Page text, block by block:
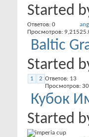
Started
Ответов: 0
Просмотров: 9,215
Baltic
Started
1 2 Ответов: 13
Просмотров:
Кубок
Started